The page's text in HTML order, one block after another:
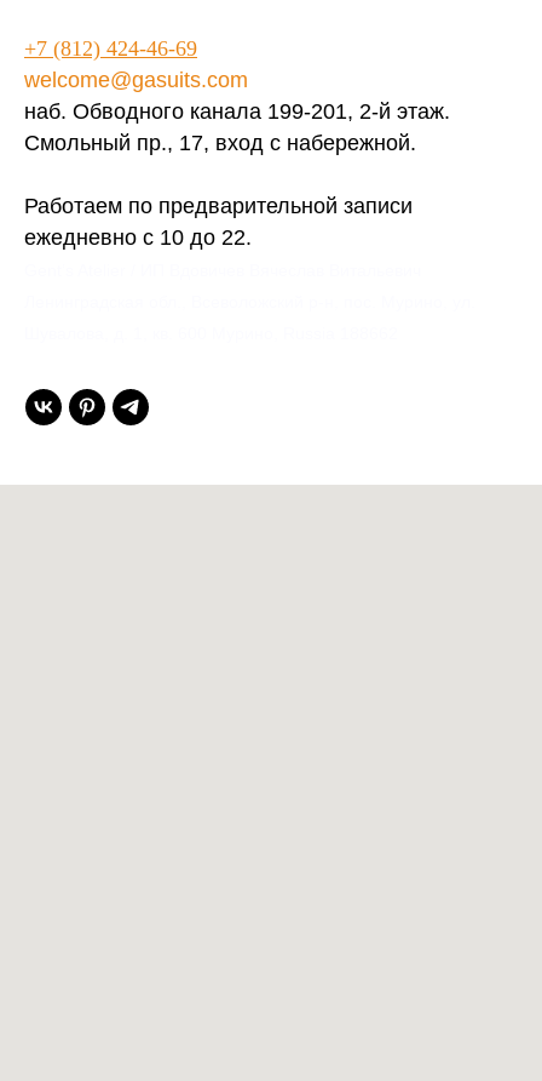
+7 (812) 424-46-69
welcome@gasuits.com
наб. Обводного канала 199-201, 2-й этаж.
Смольный пр., 17, вход с набережной.
Работаем по предварительной записи
ежедневно с 10 до 22.